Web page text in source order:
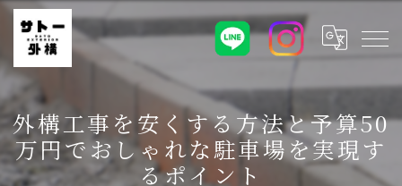
外構工事を安くする方法と予算50
万円でおしゃれな駐車場を実現す
るポイント